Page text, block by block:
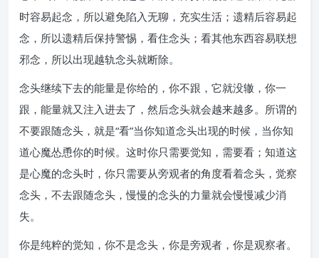
时容易起念，所以避免陷入无聊，充实生活；遗精后容易起
念，所以遗精后保持警惕，看住念头；看其他东西容易联想
邪念，所以出现越轨念头就断除。
念头继续下去的能量是你给的，你不跟，它就没辙，你一
跟，能量就又注入进去了，然后念头就会越来越多。所谓的
不要跟随念头，就是“看”当你知道念头出现的时候，当你知
道心魔怂恿你的时候。这时你只需要觉知，需要看；知道这
是心魔的念头时，你只需要从旁观者的角度看着念头，觉察
念头，不去跟随念头，慢慢的念头的力量就会慢慢减少消
失。
你是纯粹的觉知，你不是念头，你是旁观者，你是观察者。